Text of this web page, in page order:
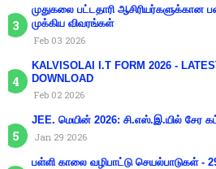
முதுகலை பட்டதாரி ஆசிரியர்களுக்கான
முக்கிய விவரங்கள்
Feb 03 2026
KALVISOLAI I.T FORM 2026 -
DOWNLOAD
Feb 02 2026
JEE. மெயின் 2026: சி.எஸ்.இ.யில் சேர
Jan 29 2026
பள்ளி காலை வழிபாட்டு செயல்பாடுகள் -